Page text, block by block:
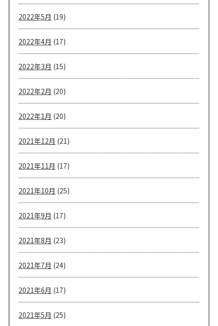
2022年5月 (19)
2022年4月 (17)
2022年3月 (15)
2022年2月 (20)
2022年1月 (20)
2021年12月 (21)
2021年11月 (17)
2021年10月 (25)
2021年9月 (17)
2021年8月 (23)
2021年7月 (24)
2021年6月 (17)
2021年5月 (25)